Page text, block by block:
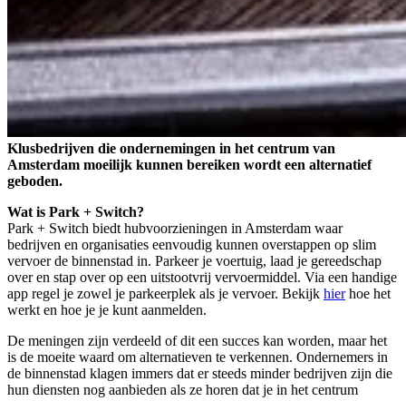
Klusbedrijven die ondernemingen in het centrum van
Amsterdam moeilijk kunnen bereiken wordt een alternatief
geboden.
Wat is Park + Switch?
Park + Switch biedt hubvoorzieningen in Amsterdam waar
bedrijven en organisaties eenvoudig kunnen overstappen op slim
vervoer de binnenstad in. Parkeer je voertuig, laad je gereedschap
over en stap over op een uitstootvrij vervoermiddel. Via een handige
app regel je zowel je parkeerplek als je vervoer. Bekijk hierhoe het
werkt en hoe je je kunt aanmelden.
De meningen zijn verdeeld of dit een succes kan worden, maar het
is de moeite waard om alternatieven te verkennen. Ondernemers in
de binnenstad klagen immers dat er steeds minder bedrijven zijn die
hun diensten nog aanbieden als ze horen dat je in het centrum